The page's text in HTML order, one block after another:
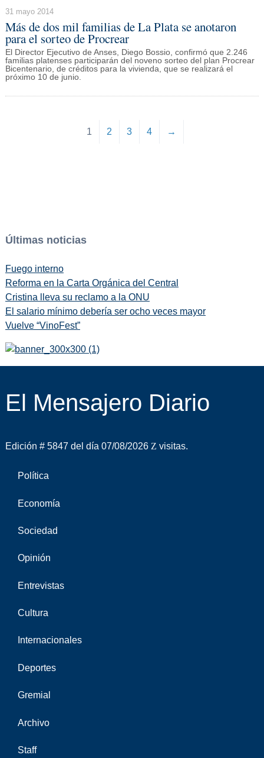
31 mayo 2014
Más de dos mil familias de La Plata se anotaron
para el sorteo de Procrear
El Director Ejecutivo de Anses, Diego Bossio, confirmó que 2.246
familias platenses participarán del noveno sorteo del plan Procrear
Bicentenario, de créditos para la vivienda, que se realizará el
próximo 10 de junio.
1 2 3 4 →
Últimas noticias
Fuego interno
Reforma en la Carta Orgánica del Central
Cristina lleva su reclamo a la ONU
El salario mínimo debería ser ocho veces mayor
Vuelve “VinoFest”
El Mensajero Diario
Edición # 5847 del día 07/08/2026 visitas.
Política
Economía
Sociedad
Opinión
Entrevistas
Cultura
Internacionales
Deportes
Gremial
Archivo
Staff